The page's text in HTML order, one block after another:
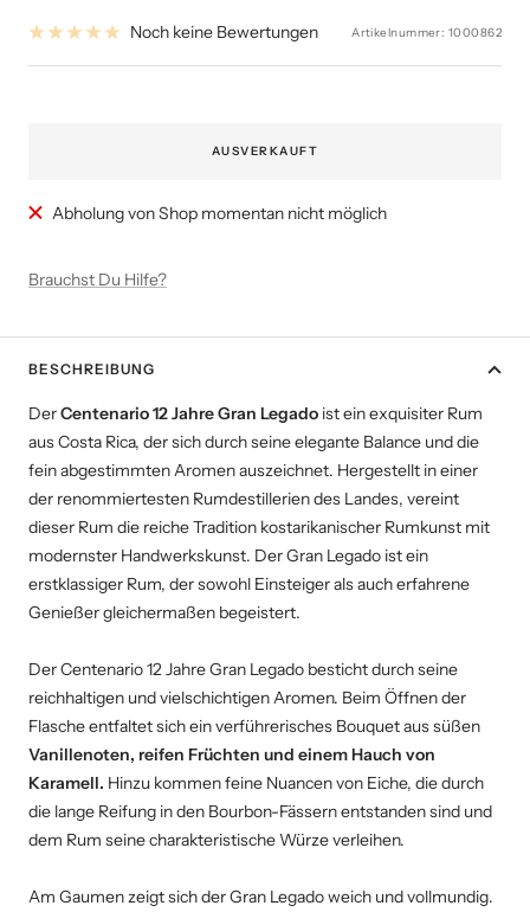
Noch keine Bewertungen Artikelnummer: 1000862
AUSVERKAUFT
Abholung von Shop momentan nicht möglich
Brauchst Du Hilfe?
BESCHREIBUNG
DerCentenario 12 Jahre Gran Legado ist ein exquisiter Rum
aus Costa Rica, der sich durch seine elegante Balance und die
fein abgestimmten Aromen auszeichnet. Hergestellt in einer
der renommiertesten Rumdestillerien des Landes, vereint
dieser Rum die reiche Tradition kostarikanischer Rumkunst mit
modernster Handwerkskunst. Der Gran Legado ist ein
erstklassiger Rum, der sowohl Einsteiger als auch erfahrene
Genießer gleichermaßen begeistert.
Der Centenario 12 Jahre Gran Legado besticht durch seine
reichhaltigen und vielschichtigen Aromen. Beim Öffnen der
Flasche entfaltet sich ein verführerisches Bouquet aus süßen
Vanillenoten, reifen Früchten und einem Hauch von
Karamell. Hinzu kommen feine Nuancen von Eiche, die durch
die lange Reifung in den Bourbon-Fässern entstanden sind und
dem Rum seine charakteristische Würze verleihen.
Am Gaumen zeigt sich der Gran Legado weich und vollmundig.